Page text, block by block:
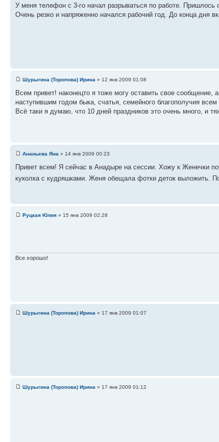
У меня телефон с 3-го начал разрываться по работе. Пришлось
Очень резко и напряженно начался рабочий год. До конца дня
Шурыгина (Торопова) Ирина » 12 янв 2009 01:08
Всем привет! наконецто я тоже могу оставить свое
наступившим годом быка, счатья, семейного благополучия
Всё таки я думаю, что 10 дней праздников это очень много, и
Ананьева Яна » 14 янв 2009 00:23
Привет всем! Я сейчас в Анадыре на сессии. Хожу к Женечки
куколка с кудряшками. Женя обещала фотки деток выложить.
Руцкая Юлия » 15 янв 2009 02:28
Все хорошо!
Шурыгина (Торопова) Ирина » 17 янв 2009 01:07
Шурыгина (Торопова) Ирина » 17 янв 2009 01:12